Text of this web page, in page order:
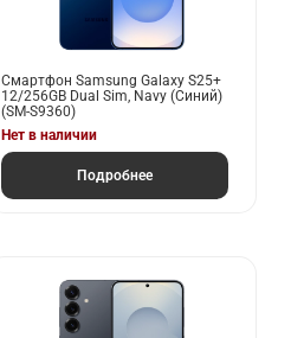
Смартфон Samsung Galaxy S25+
12/256GB Dual Sim, Navy (Синий)
(SM-S9360)
Нет в наличии
Подробнее